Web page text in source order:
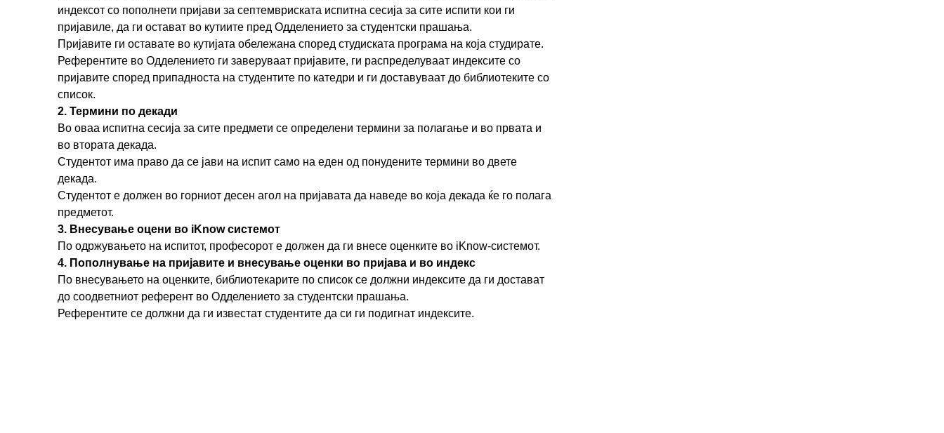
индексот со пополнети пријави за септемвриската испитна сесија за сите испити кои ги
пријавиле, да ги остават во кутиите пред Одделението за студентски прашања.
Пријавите ги оставате во кутијата обележана според студиската програма на која студирате.
Референтите во Одделението ги заверуваат пријавите, ги распределуваат индексите со
пријавите според припадноста на студентите по катедри и ги доставуваат до библиотеките со
список.
2. Термини по декади
Во оваа испитна сесија за сите предмети се определени термини за полагање и во првата и
во втората декада.
Студентот има право да се јави на испит само на еден од понудените термини во двете
декада.
Студентот е должен во горниот десен агол на пријавата да наведе во која декада ќе го полага
предметот.
3. Внесување оцени во iKnow системот
По одржувањето на испитот, професорот е должен да ги внесе оценките во iKnow-системот.
4. Пополнување на пријавите и внесување оценки во пријава и во индекс
По внесувањето на оценките, библиотекарите по список се должни индексите да ги достават
до соодветниот референт во Одделението за студентски прашања.
Референтите се должни да ги известат студентите да си ги подигнат индексите.